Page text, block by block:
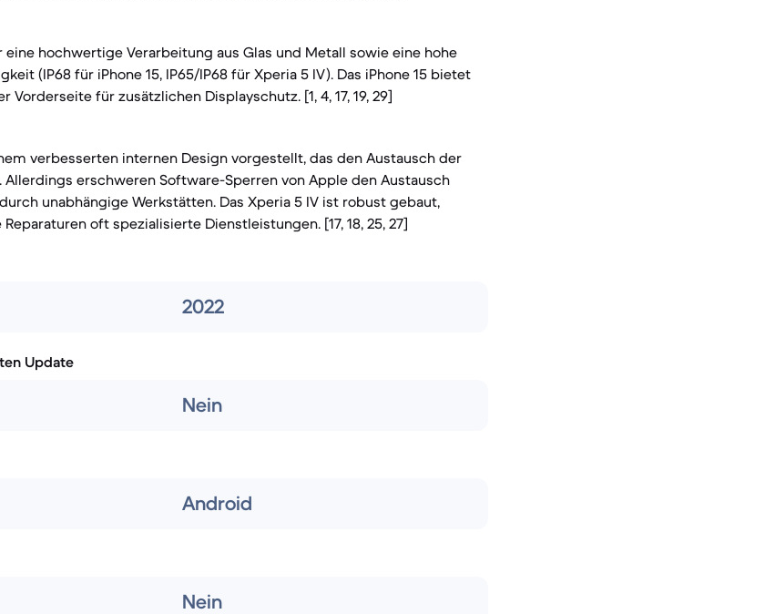
hochwertige Verarbeitung aus Glas und Metall sowie eine hohe
(IP68 für iPhone 15, IP65/IP68 für Xperia 5 IV). Das iPhone 15 bietet
Vorderseite für zusätzlichen Displayschutz. [1, 4, 17, 19, 29]
verbesserten internen Design vorgestellt, das den Austausch der
Allerdings erschweren Software-Sperren von Apple den Austausch
unabhängige Werkstätten. Das Xperia 5 IV ist robust gebaut,
oft spezialisierte Dienstleistungen. [17, 18, 25, 27]
2022
Update
Nein
Android
Nein